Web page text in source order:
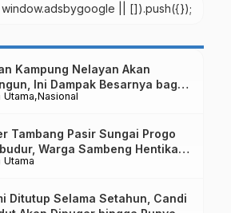
|| []).push({});
Utama Nasional
Kampung Nelayan Akan
Ini Dampak Besarnya bagi
Indonesia
Utama
Tambang Pasir Sungai Progo
Warga Sambeng Hentikan
dan Usir Truk
Ditutup Selama Setahun, Candi